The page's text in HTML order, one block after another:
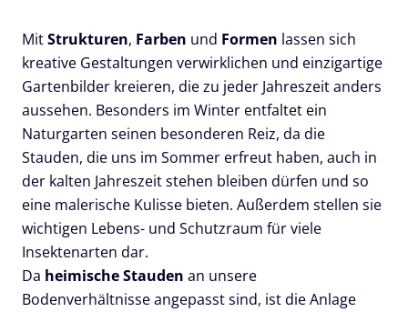
MitStrukturen, Farben und Formen lassen sich
kreative Gestaltungen verwirklichen und einzigartige
Gartenbilder kreieren, die zu jeder Jahreszeit anders
aussehen. Besonders im Winter entfaltet ein
Naturgarten seinen besonderen Reiz, da die
Stauden, die uns im Sommer erfreut haben, auch in
der kalten Jahreszeit stehen bleiben dürfen und so
eine malerische Kulisse bieten. Außerdem stellen sie
wichtigen Lebens- und Schutzraum für viele
Insektenarten dar.
Da heimische Stauden an unsere
Bodenverhältnisse angepasst sind, ist die Anlage